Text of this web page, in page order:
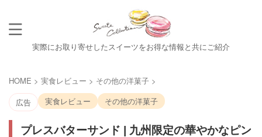
実際にお取り寄せしたスイーツをお得な情報と共にご紹介
HOME > 実食レビュー > その他の洋菓子 >
広告
実食レビュー その他の洋菓子
プレスバターサンド | 九州限定の華やかなピン